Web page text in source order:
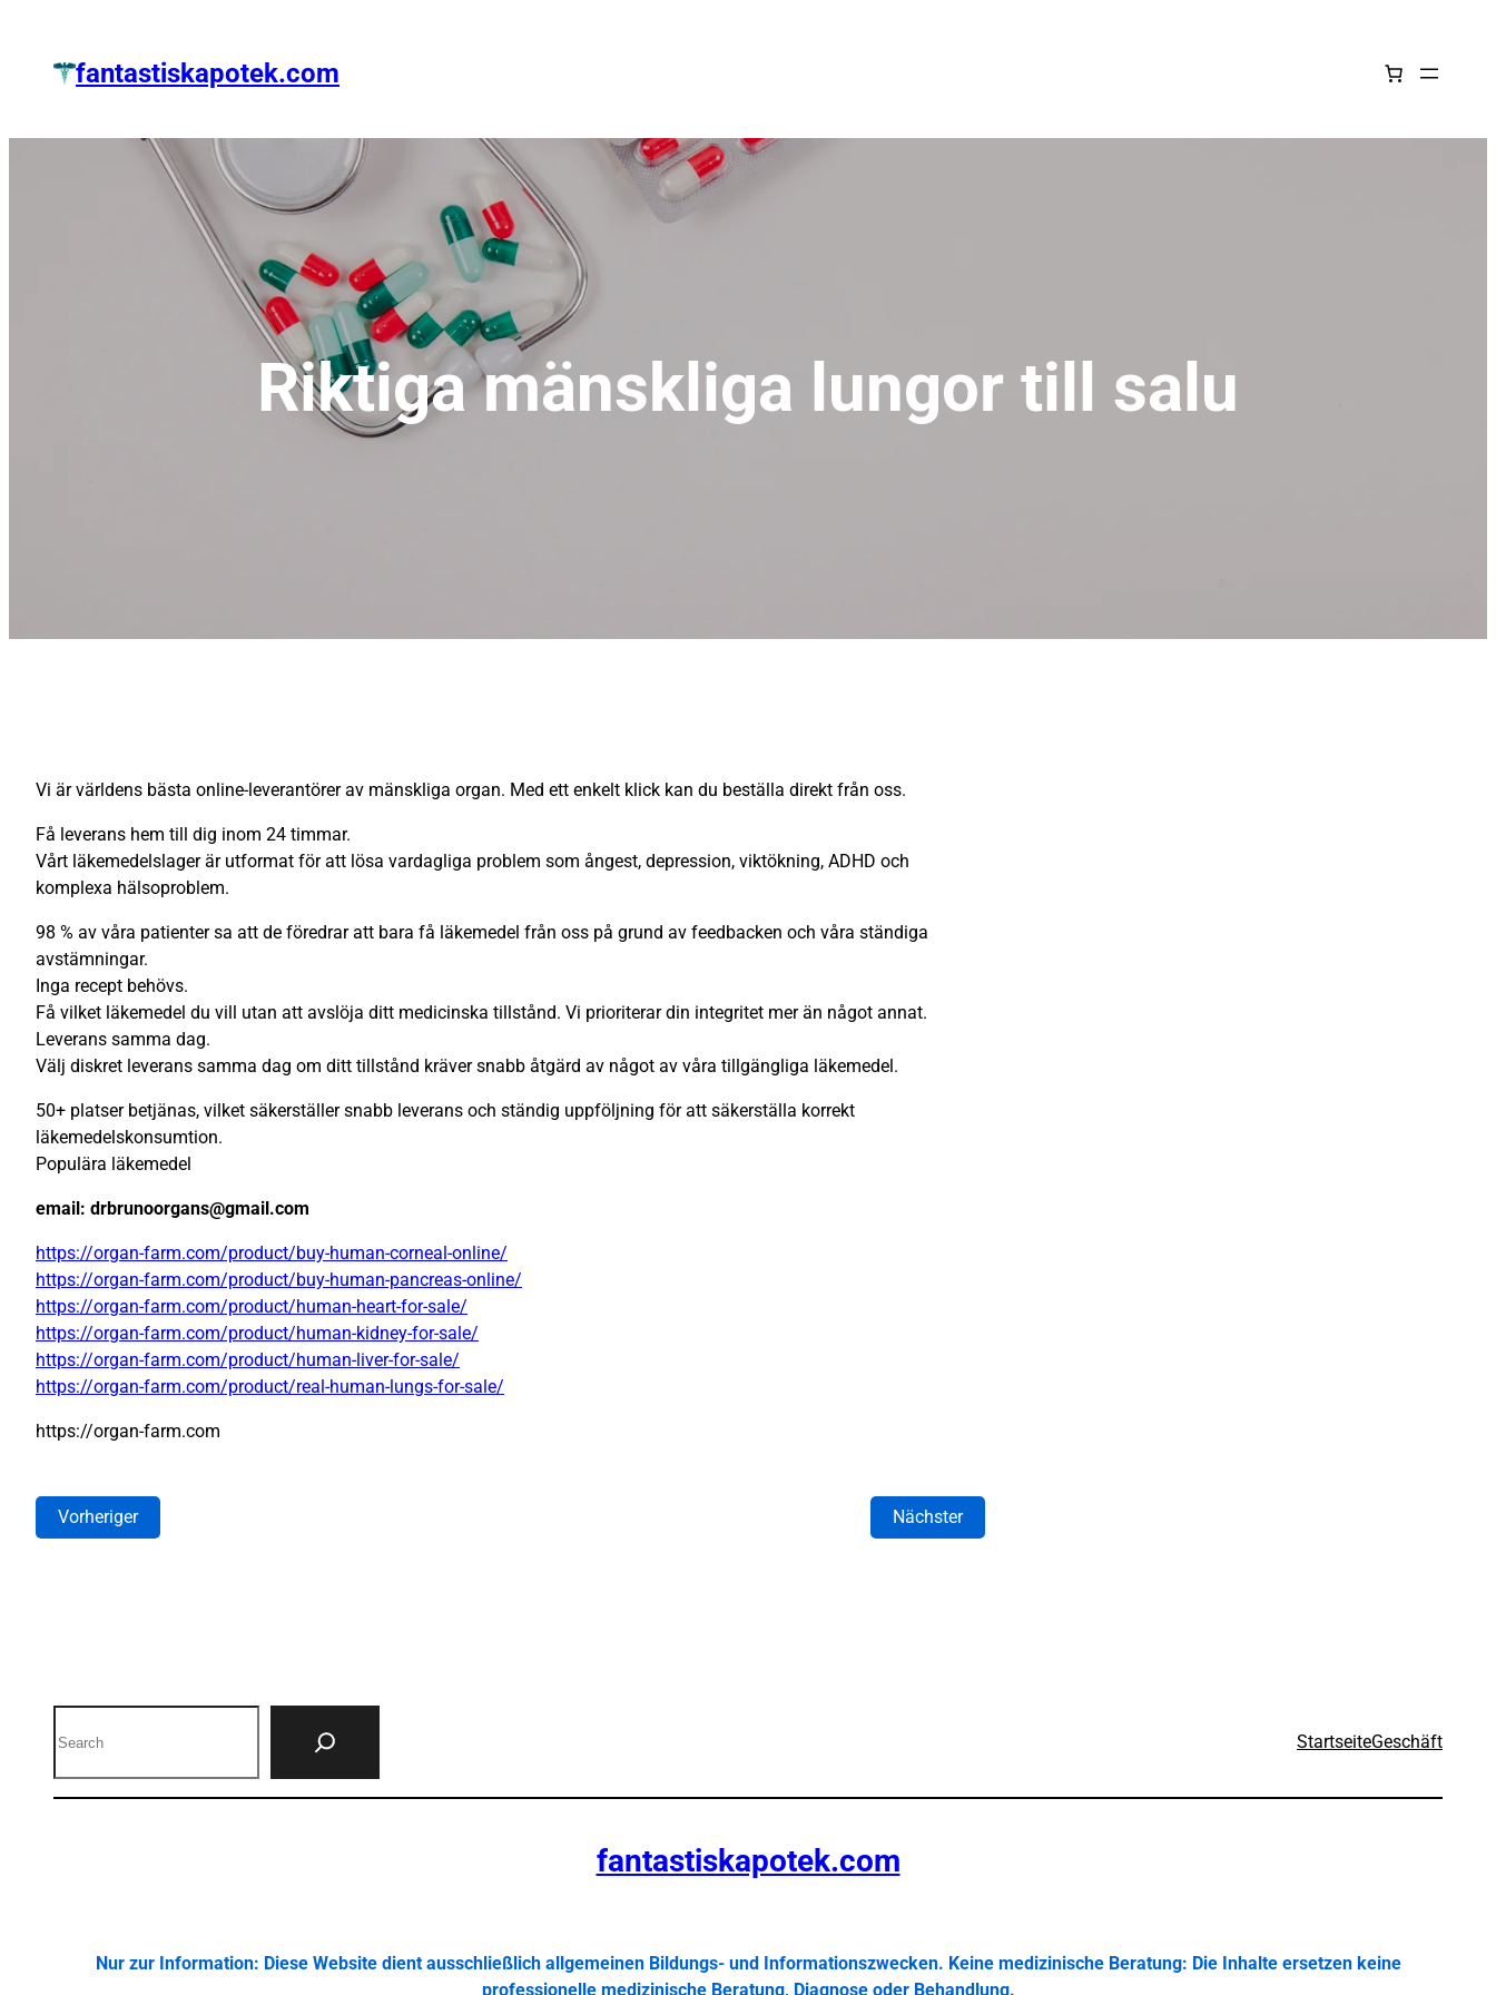
springenfantastiskapotek.com
Riktiga mänskliga lungor till salu
Vi är världens bästa online-leverantörer av mänskliga organ. Med ett enkelt klick kan du beställa direkt från oss.
Få leverans hem till dig inom 24 timmar.
Vårt läkemedelslager är utformat för att lösa vardagliga problem som ångest, depression, viktökning, ADHD och
komplexa hälsoproblem.
98 % av våra patienter sa att de föredrar att bara få läkemedel från oss på grund av feedbacken och våra ständiga
avstämningar.
Inga recept behövs.
Få vilket läkemedel du vill utan att avslöja ditt medicinska tillstånd. Vi prioriterar din integritet mer än något annat.
Leverans samma dag.
Välj diskret leverans samma dag om ditt tillstånd kräver snabb åtgärd av något av våra tillgängliga läkemedel.
50+ platser betjänas, vilket säkerställer snabb leverans och ständig uppföljning för att säkerställa korrekt
läkemedelskonsumtion.
Populära läkemedel
email: drbrunoorgans@gmail.com
https://organ-farm.com/product/buy-human-corneal-online/
https://organ-farm.com/product/buy-human-pancreas-online/
https://organ-farm.com/product/human-heart-for-sale/
https://organ-farm.com/product/human-kidney-for-sale/
https://organ-farm.com/product/human-liver-for-sale/
https://organ-farm.com/product/real-human-lungs-for-sale/
https://organ-farm.com
Vorheriger Nächster
StartseiteGeschäft
fantastiskapotek.com
Nur zur Information: Diese Website dient ausschließlich allgemeinen Bildungs- und Informationszwecken. Keine medizinische Beratung: Die Inhalte ersetzen keine
professionelle medizinische Beratung, Diagnose oder Behandlung.